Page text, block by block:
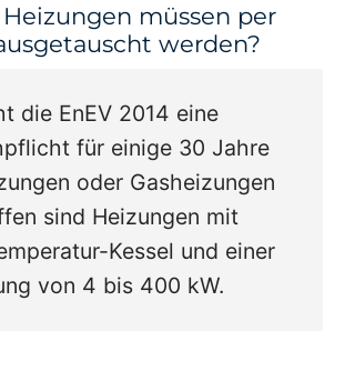
müssen per
werden?
die EnEV 2014 eine
für einige 30 Jahre
oder Gasheizungen
sind Heizungen mit
Kessel und einer
von 4 bis 400 kW.